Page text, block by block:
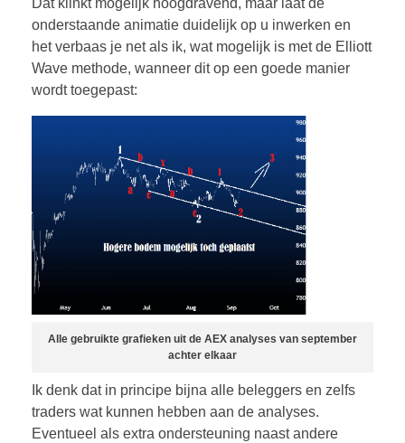
onderstaande animatie duidelijk op u inwerken en
het verbaas je net als ik, wat mogelijk is met de Elliott
Wave methode, wanneer dit op een goede manier
wordt toegepast:
Alle gebruikte grafieken uit de AEX analyses van september
achter elkaar
Ik denk dat in principe bijna alle beleggers en zelfs
traders wat kunnen hebben aan de analyses.
Eventueel als extra ondersteuning naast andere